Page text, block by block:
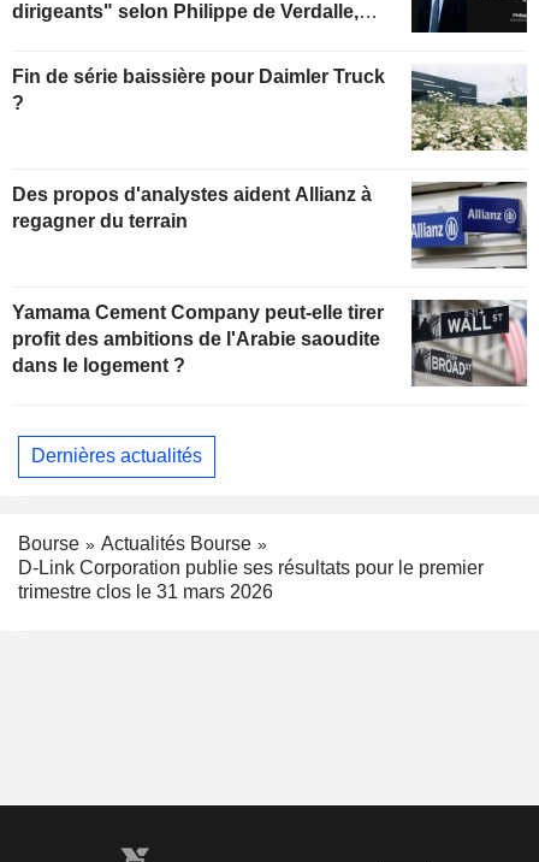
dirigeants" selon Philippe de Verdalle,
Fin de série baissière pour Daimler Truck
?
Des propos d'analystes aident Allianz à
regagner du terrain
Yamama Cement Company peut-elle tirer
profit des ambitions de l'Arabie saoudite
dans le logement ?
Dernières actualités
Bourse
Actualités Bourse
D-Link Corporation publie ses résultats pour le premier
trimestre clos le 31 mars 2026